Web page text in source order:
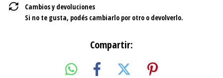
Cambios y devoluciones
Si no te gusta, podés cambiarlo por otro o devolverlo.
Compartir: